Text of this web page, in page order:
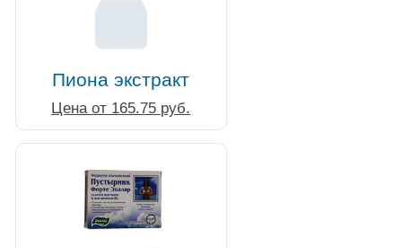
Пиона экстракт
Цена от 165.75 руб.